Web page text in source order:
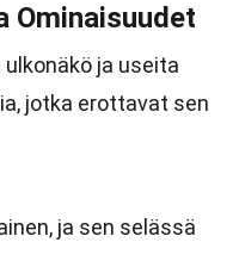
Ominaisuudet
ja useita
jotka erottavat sen
ja sen selässä